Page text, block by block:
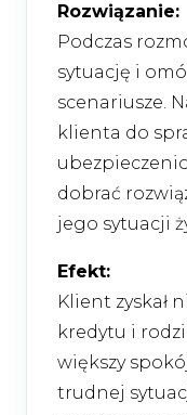
Rozwiązanie:
Podczas
sytuację i
scenariusze.
klienta do
dobrać
jego sytuacji
Efekt:
Klient zyskał
kredytu i
większy
trudnej